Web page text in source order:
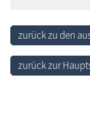
zurück zu den
zurück zur